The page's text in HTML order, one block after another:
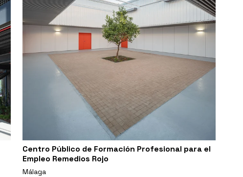
Centro Público de Formación Profesional para el
Empleo Remedios Rojo
Málaga